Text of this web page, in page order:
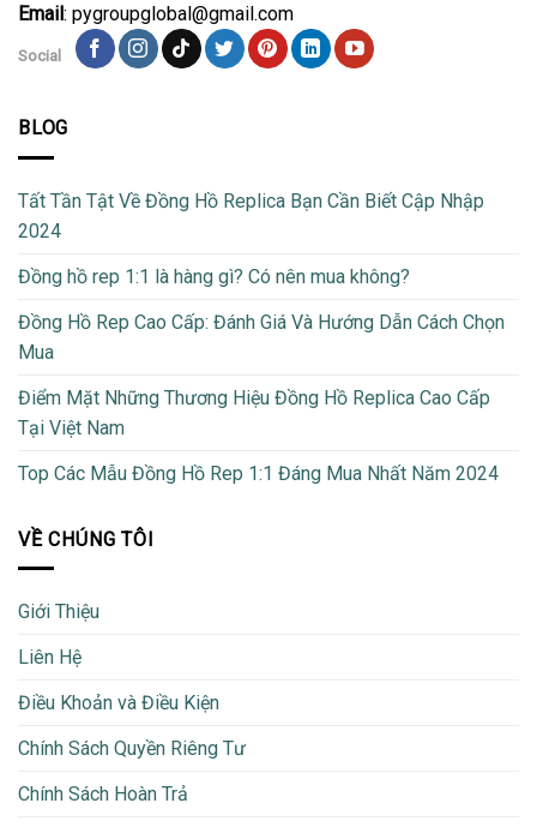
Email: pygroupglobal@gmail.com
Social
BLOG
Tất Tần Tật Về Đồng Hồ Replica Bạn Cần Biết Cập Nhập
2024
Đồng hồ rep 1:1 là hàng gì? Có nên mua không?
Đồng Hồ Rep Cao Cấp: Đánh Giá Và Hướng Dẫn Cách Chọn
Mua
Điểm Mặt Những Thương Hiệu Đồng Hồ Replica Cao Cấp
Tại Việt Nam
Top Các Mẫu Đồng Hồ Rep 1:1 Đáng Mua Nhất Năm 2024
VỀ CHÚNG TÔI
Giới Thiệu
Liên Hệ
Điều Khoản và Điều Kiện
Chính Sách Quyền Riêng Tư
Chính Sách Hoàn Trả